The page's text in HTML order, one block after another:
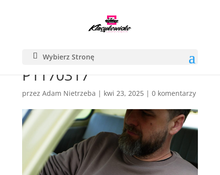
Wybierz Stronę
P1170317
przez Adam Nietrzeba | kwi 23, 2025| 0 komentarzy